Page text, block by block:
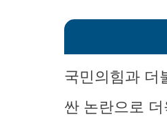
국민의힘과 더
싼 논란으로